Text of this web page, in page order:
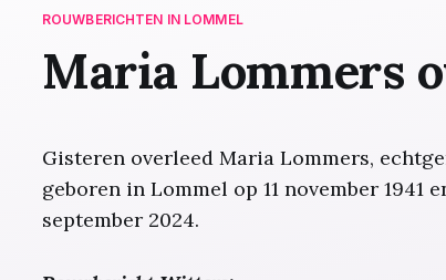
ROUWBERICHTEN IN LOMMEL
Maria Lommers
Gisteren overleed Maria Lommers,
geboren in Lommel op 11 november 1941
september 2024.